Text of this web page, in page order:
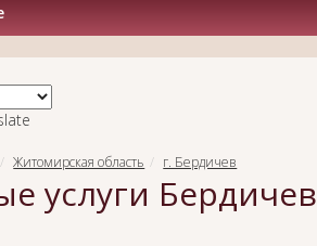
Житомирская область г. Бердичев
услуги Бердичев